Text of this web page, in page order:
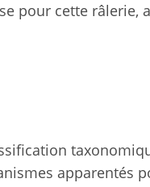
pour cette
apparentés